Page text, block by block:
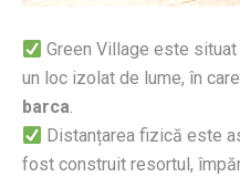
Green Village este situat
un loc izolat de lume, în
barca.
Distanțarea fizică este
fost construit resortul,